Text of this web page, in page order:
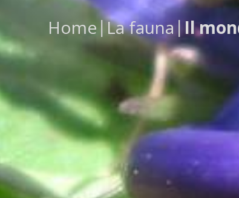
Home|La fauna |Il